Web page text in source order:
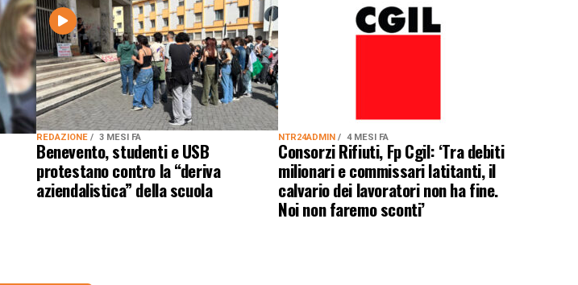
REDAZIONE 3 MESI FA
Benevento, studenti e USB
protestano contro la “deriva
aziendalistica” della scuola
NTR24ADMIN 4 MESI FA
Consorzi Rifiuti, Fp Cgil: ‘Tra debiti
milionari e commissari latitanti, il
calvario dei lavoratori non ha fine.
Noi non faremo sconti’